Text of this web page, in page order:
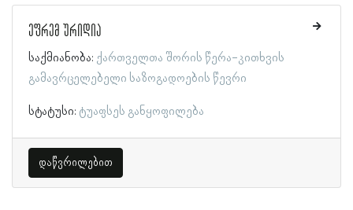
ეფრემ ურიდია
საქმიანობა: ქართველთა შორის წერა-კითხვის
გამავრცელებელი საზოგადოების წევრი
სტატუსი: ტუაფსეს განყოფილება
დაწვრილებით